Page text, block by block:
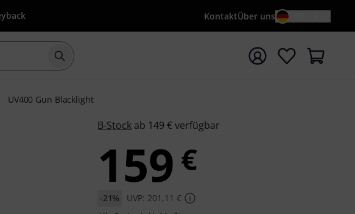
KontaktÜber uns
Suche mit Suchwort {searchTerm} starten
UV400 Gun Blacklight
B-Stock ab 149 € verfügbar
159 €
-21%
UVP: 201,11 €